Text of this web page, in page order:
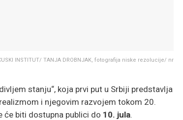
INSTITUT/ TANJA DROBNJAK, fotografija niske rezolucije/ nr
stanju“, koja prvi put u Srbiji predstavlja
i njegovim razvojem tokom 20.
će biti dostupna publici do 10. jula.